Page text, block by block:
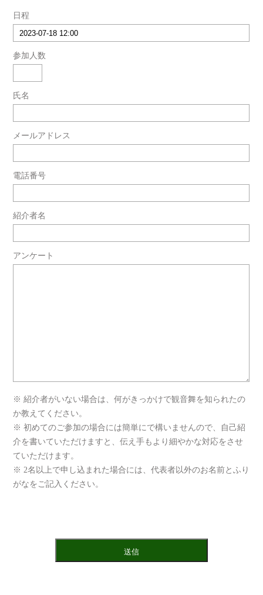
日程
参加人数
氏名
メールアドレス
電話番号
紹介者名
アンケート
※ 紹介者がいない場合は、何がきっかけで観音舞を知られたの
か教えてください。
※ 初めてのご参加の場合には簡単にで構いませんので、自己紹
介を書いていただけますと、伝え手もより細やかな対応をさせ
ていただけます。
※ 2名以上で申し込まれた場合には、代表者以外のお名前とふり
がなをご記入ください。